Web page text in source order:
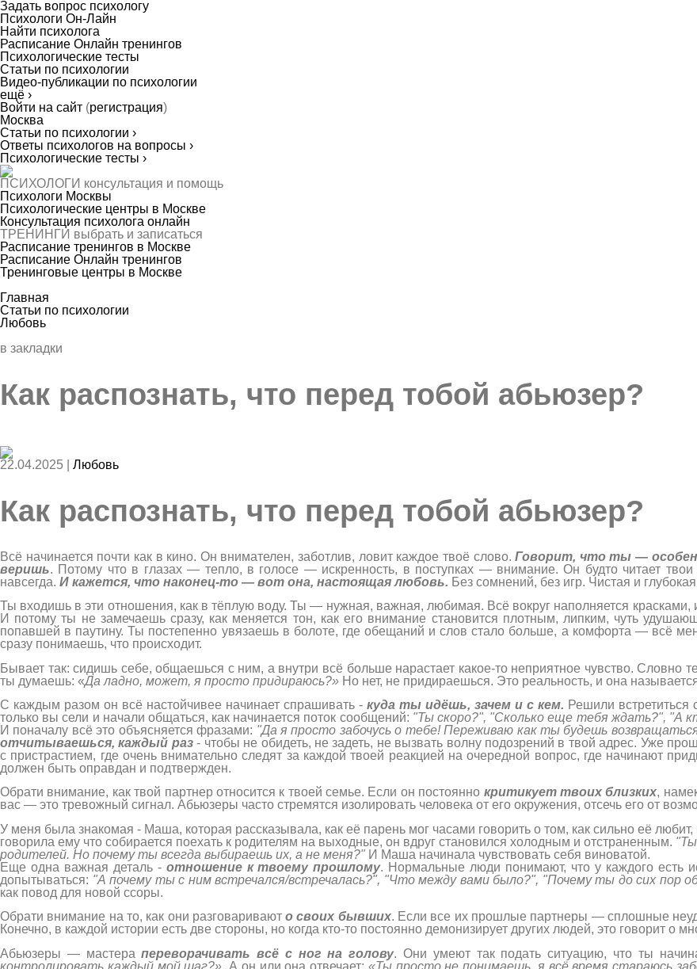
Задать вопрос психологу
Психологи Он-Лайн
Найти психолога
Расписание Онлайн тренингов
Психологические тесты
Статьи по психологии
Видео-публикации по психологии
ещё ›
Войти на сайт (регистрация)
Москва
Статьи по психологии ›
Ответы психологов на вопросы ›
Психологические тесты ›
ПСИХОЛОГИ консультация и помощь
Психологи Москвы
Психологические центры в Москве
Консультация психолога онлайн
ТРЕНИНГИ выбрать и записаться
Расписание тренингов в Москве
Расписание Онлайн тренингов
Тренинговые центры в Москве
Главная
Статьи по психологии
Любовь
в закладки
Как распознать, что перед тобой абьюзер?
22.04.2025 | Любовь
Как распознать, что перед тобой абьюзер?
Всё начинается почти как в кино. Он внимателен, заботлив, ловит каждое твоё слово.Говорит, что ты —
веришь. Потому что в глазах — тепло, в голосе — искренность, в поступках — внимание. Он будто читает
навсегда. И кажется, что наконец-то — вот она, настоящая любовь. Без сомнений, без игр. Чистая и
Ты входишь в эти отношения, как в тёплую воду. Ты — нужная, важная, любимая. Всё вокруг наполняется красками,
И потому ты не замечаешь сразу, как меняется тон, как его внимание становится плотным, липким, чуть
попавшей в паутину. Ты постепенно увязаешь в болоте, где обещаний и слов стало больше, а комфорта — всё
сразу понимаешь, что происходит.
Бывает так: сидишь себе, общаешься с ним, а внутри всё больше нарастает какое-то неприятное чувство. Словно
ты думаешь: «Да ладно, может, я просто придираюсь?» Но нет, не придираешься. Это реальность, и она
С каждым разом он всё настойчивее начинает спрашивать - куда ты идёшь, зачем и с кем. Решили
только вы сели и начали общаться, как начинается поток сообщений: "Ты скоро?", "Сколько еще тебя ждать?", "А
И поначалу всё это объясняется фразами: "Да я просто забочусь о тебе! Переживаю как ты будешь
отчитываешься, каждый раз- чтобы не обидеть, не задеть, не вызвать волну подозрений в твой адрес. Уже
с пристрастием, где очень внимательно следят за каждой твоей реакцией на очередной вопрос, где начинают
должен быть оправдан и подтвержден.
Обрати внимание, как твой партнер относится к твоей семье. Если он постоянно критикует твоих близких,
вас — это тревожный сигнал. Абьюзеры часто стремятся изолировать человека от его окружения, отсечь его от
У меня была знакомая - Маша, которая рассказывала, как её парень мог часами говорить о том, как сильно её любит,
говорила ему что собирается поехать к родителям на выходные, он вдруг становился холодным и отстраненным.
родителей. Но почему ты всегда выбираешь их, а не меня?" И Маша начинала чувствовать себя виноватой.
Еще одна важная деталь - отношение к твоему прошлому. Нормальные люди понимают, что у каждого есть
допытываться: "А почему ты с ним встречался/встречалась?", "Что между вами было?", "Почему ты до сих пор
как повод для новой ссоры.
Обрати внимание на то, как они разговариваюто своих бывших. Если все их прошлые партнеры — сплошные
Конечно, в каждой истории есть две стороны, но когда кто-то постоянно демонизирует других людей, это говорит о
Абьюзеры — мастерапереворачивать всё с ног на голову. Они умеют так подать ситуацию, что ты
контролировать каждый мой шаг?». А он или она отвечает: «Ты просто не понимаешь, я всё время стараюсь